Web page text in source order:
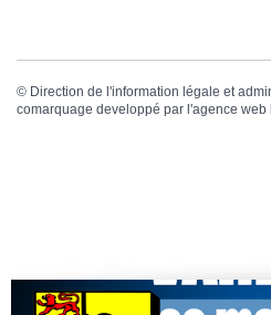
© Direction de l'information légale et
comarquage developpé par l'agence web